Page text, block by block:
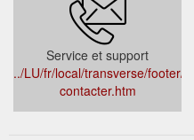
Service et support
../LU/fr/local/transverse/footer/
contacter.htm